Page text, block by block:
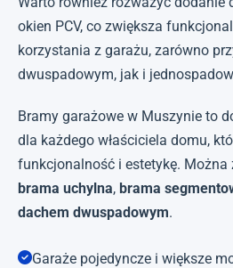
okien PCV, co zwiększa
korzystania z garażu, zarówno
dwuspadowym, jak i
Bramy garażowe w Muszynie to
dla każdego właściciela domu,
funkcjonalność i estetykę. Można
brama uchylna, brama
dachem dwuspadowym.
Garaże pojedyncze i większe